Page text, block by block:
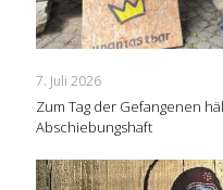
7. Juli 2026
Zum Tag der Gefangenen
Abschiebungshaft